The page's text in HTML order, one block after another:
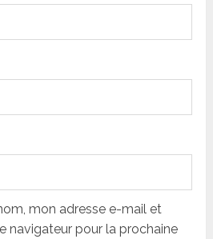
mon adresse e-mail et
navigateur pour la prochaine